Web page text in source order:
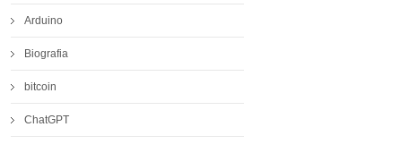
Arduino
Biografia
bitcoin
ChatGPT